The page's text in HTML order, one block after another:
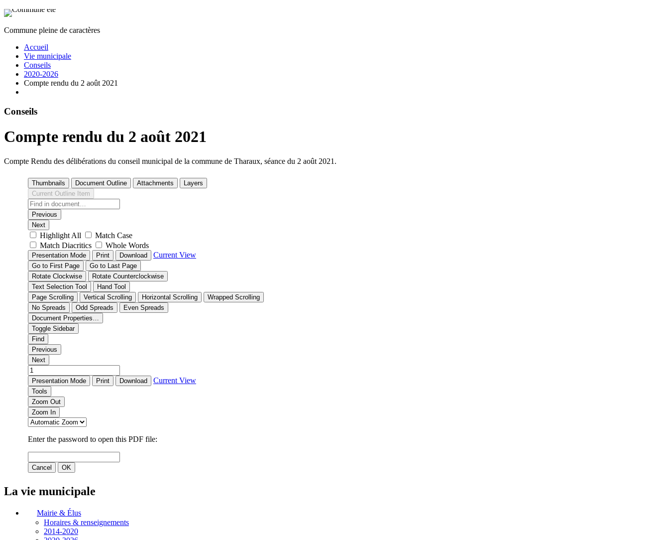
Commune pleine de caractères
Accueil
Vie municipale
Conseils
2020-2026
Compte rendu du 2 août 2021
Conseils
Compte rendu du 2 août 2021
Compte Rendu des délibérations du conseil municipal de la commune de Tharaux, séance du 2 août 2021.
La vie municipale
Mairie & Élus
Horaires & renseignements
2014-2020